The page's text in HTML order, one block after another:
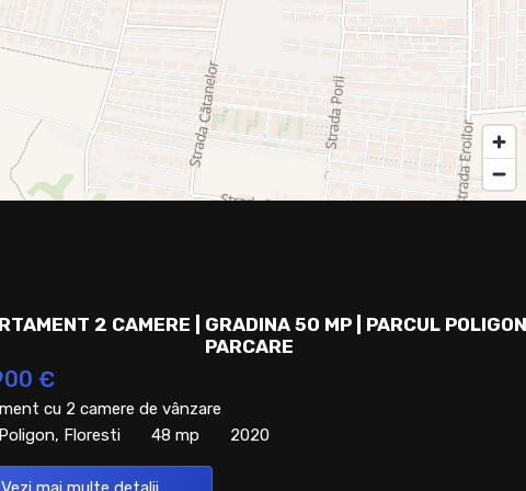
2 CAMERE | GRADINA 50 MP | PARCUL
PARCARE
€
cu 2 camere de vânzare
Floresti
48 mp 2020